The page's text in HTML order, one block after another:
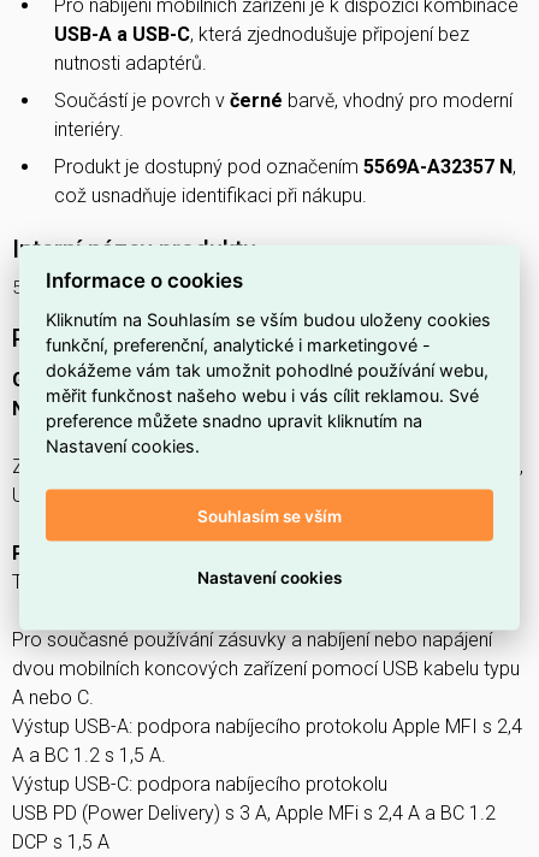
Pro nabíjení mobilních zařízení je k dispozici kombinace
USB-A a USB-C, která zjednodušuje připojení bez
nutnosti adaptérů.
Součástí je povrch v černé barvě, vhodný pro moderní
interiéry.
Produkt je dostupný pod označením 5569A-A32357 N ,
což usnadňuje identifikaci při nákupu.
Interní název produktu
5569A-A32357NZás.1nás.scl.,USB-A,USB-C
Podrobný popis produktu
Globální kód: 2CHA693257A4509
Náhrada za:5569A-A22357 N
Zásuvka 1násobná s kolíkem, s clonkami, s nabíjením USB-A,
USB-C, černá
Pro design:
Tango
Pro současné používání zásuvky a nabíjení nebo napájení
dvou mobilních koncových zařízení pomocí USB kabelu typu
A nebo C.
Výstup USB-A: podpora nabíjecího protokolu Apple MFI s 2,4
A a BC 1.2 s 1,5 A.
Výstup USB-C: podpora nabíjecího protokolu
USB PD (Power Delivery) s 3 A, Apple MFi s 2,4 A a BC 1.2
DCP s 1,5 A
Informace o cookies
Kliknutím na Souhlasím se vším budou uloženy cookies
funkční, preferenční, analytické i marketingové -
dokážeme vám tak umožnit pohodlné používání webu,
měřit funkčnost našeho webu i vás cílit reklamou. Své
preference můžete snadno upravit kliknutím na
Nastavení cookies.
Souhlasím se vším
Nastavení cookies